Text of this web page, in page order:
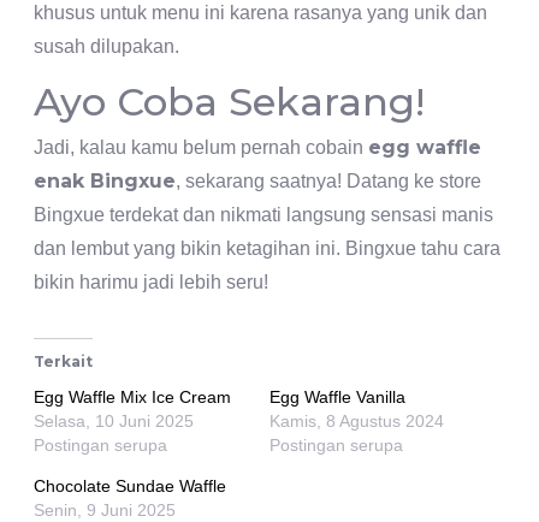
khusus untuk menu ini karena rasanya yang unik dan
susah dilupakan.
Ayo Coba Sekarang!
Jadi, kalau kamu belum pernah cobain egg waffle
enak Bingxue, sekarang saatnya! Datang ke store
Bingxue terdekat dan nikmati langsung sensasi manis
dan lembut yang bikin ketagihan ini. Bingxue tahu cara
bikin harimu jadi lebih seru!
Terkait
Egg Waffle Mix Ice Cream
Selasa, 10 Juni 2025
Postingan serupa
Egg Waffle Vanilla
Kamis, 8 Agustus 2024
Postingan serupa
Chocolate Sundae Waffle
Senin, 9 Juni 2025